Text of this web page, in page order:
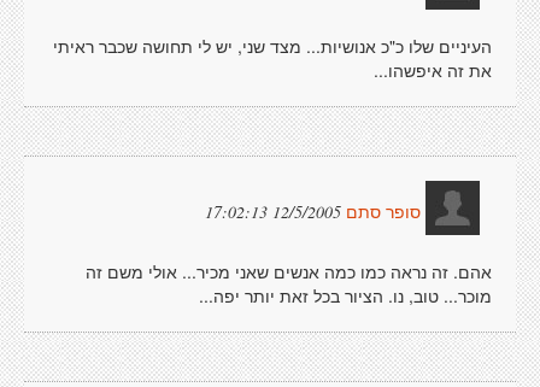
העיניים שלו כ"כ אנושיות... מצד שני, יש לי תחושה שכבר ראיתי
את זה איפשהו...
סופר סתם 12/5/2005 17:02:13
אהם. זה נראה כמו כמה אנשים שאני מכיר... אולי משם זה
מוכר... טוב, נו. הציור בכל זאת יותר יפה...